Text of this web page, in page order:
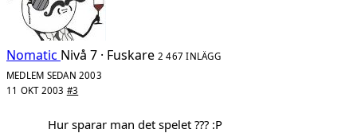
Nomatic Nivå 7 · Fuskare 2 467 INLÄGG
MEDLEM SEDAN 2003
11 OKT 2003 #3
Hur sparar man det spelet ??? :P